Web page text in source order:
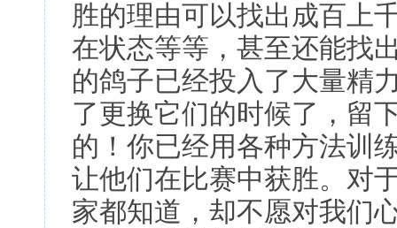
胜的理由可以找出成百上
在状态等等，甚至还能找
的鸽子已经投入了大量精
了更换它们的时候了，留
的！你已经用各种方法训
让他们在比赛中获胜。对
家都知道，却不愿对我们